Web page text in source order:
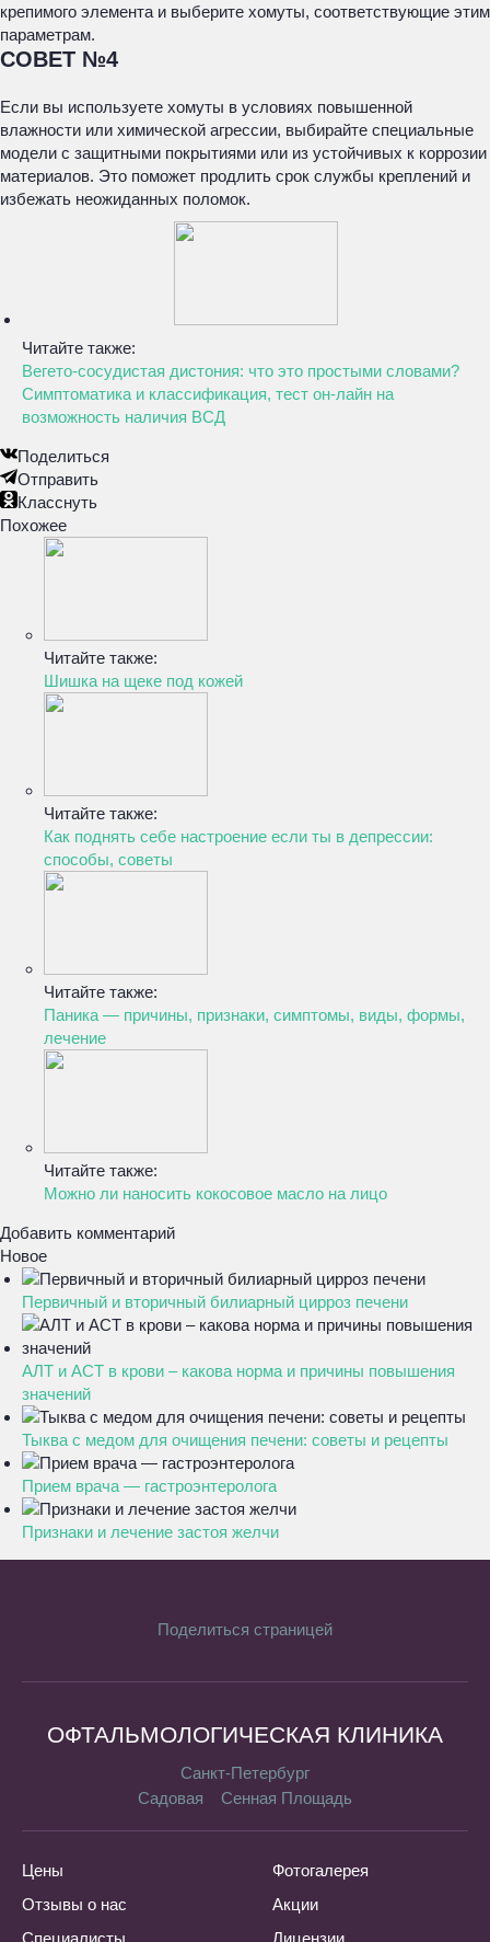
крепимого элемента и выберите хомуты, соответствующие этим
параметрам.
СОВЕТ №4
Если вы используете хомуты в условиях повышенной
влажности или химической агрессии, выбирайте специальные
модели с защитными покрытиями или из устойчивых к коррозии
материалов. Это поможет продлить срок службы креплений и
избежать неожиданных поломок.
Читайте также:
Вегето-сосудистая дистония: что это простыми словами?
Симптоматика и классификация, тест он-лайн на
возможность наличия ВСД
Поделиться
Отправить
Класснуть
Похожее
Читайте также:
Шишка на щеке под кожей
Читайте также:
Как поднять себе настроение если ты в депрессии:
способы, советы
Читайте также:
Паника — причины, признаки, симптомы, виды, формы,
лечение
Читайте также:
Можно ли наносить кокосовое масло на лицо
Добавить комментарий
Новое
Первичный и вторичный билиарный цирроз печени
АЛТ и АСТ в крови – какова норма и причины повышения
значений
Тыква с медом для очищения печени: советы и рецепты
Прием врача — гастроэнтеролога
Признаки и лечение застоя желчи
Поделиться страницей
ОФТАЛЬМОЛОГИЧЕСКАЯ КЛИНИКА
Санкт-Петербург
Садовая
Сенная Площадь
Цены
Отзывы о нас
Специалисты
Фотогалерея
Акции
Лицензии